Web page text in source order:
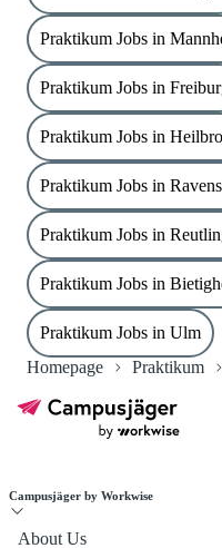
Praktikum Jobs in
Praktikum Jobs in
Praktikum Jobs in
Praktikum Jobs in
Praktikum Jobs in
Praktikum Jobs in
Praktikum Jobs in Ulm
Homepage
Praktikum
Campusjäger by Workwise
About Us